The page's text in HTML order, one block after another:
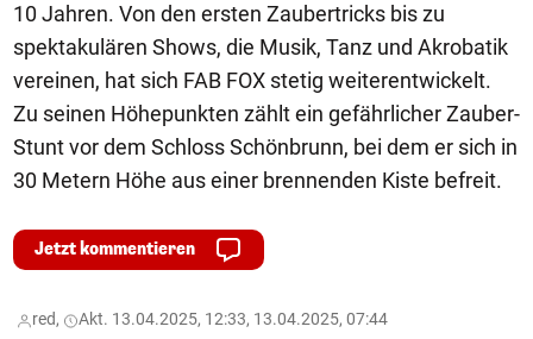
10 Jahren. Von den ersten Zaubertricks bis zu
spektakulären Shows, die Musik, Tanz und Akrobatik
vereinen, hat sich FAB FOX stetig weiterentwickelt.
Zu seinen Höhepunkten zählt ein gefährlicher Zauber-
Stunt vor dem Schloss Schönbrunn, bei dem er sich in
30 Metern Höhe aus einer brennenden Kiste befreit.
Jetzt kommentieren
red, Akt. 13.04.2025, 12:33, 13.04.2025, 07:44